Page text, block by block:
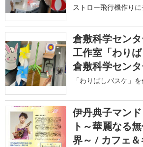
ストロー飛行機作りに
倉敷科学セン
工作室「わり
倉敷科学セン
「わりばしバスケ」
伊丹典子マン
ト～華麗なる
界～ / カフェ